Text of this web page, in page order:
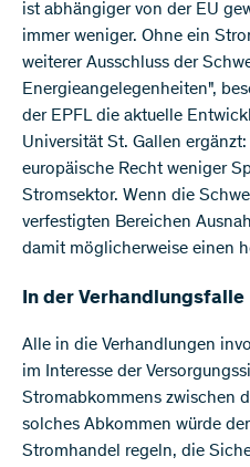
ist abhängiger von der EU
immer weniger. Ohne ein
weiterer Ausschluss der
Energieangelegenheiten",
der EPFL die aktuelle
Universität St. Gallen
europäische Recht weniger
Stromsektor. Wenn die
verfestigten Bereichen
damit möglicherweise einen
In der Verhandlungsfalle
Alle in die Verhandlungen
im Interesse der
Stromabkommens zwischen
solches Abkommen würde
Stromhandel regeln, die